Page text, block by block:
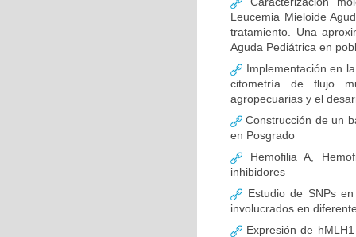
Leucemia Mieloide
tratamiento. Una
Aguda Pediátrica en
Implementación en
citometría de flujo
agropecuarias y el
Construcción de un
en Posgrado
Hemofilia A,
inhibidores
Estudio de SNPs
involucrados en
Expresión de